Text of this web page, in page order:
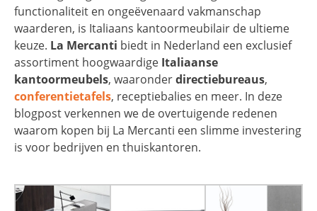
functionaliteit en ongeëvenaard vakmanschap
waarderen, is Italiaans kantoormeubilair de ultieme
keuze. La Mercanti biedt in Nederland een exclusief
assortiment hoogwaardige Italiaanse
kantoormeubels, waaronderdirectiebureaus,
conferentietafels, receptiebalies en meer. In deze
blogpost verkennen we de overtuigende redenen
waarom kopen bij La Mercanti een slimme investering
is voor bedrijven en thuiskantoren.